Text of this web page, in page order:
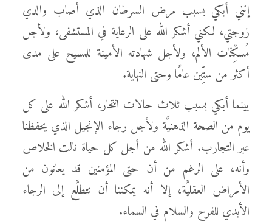
إنني أبكي بسبب مرض السرطان الذي أصاب والدي
زوجتي، لكني أشكر الله على الرعاية في المستشفى، ولأجل
مُسكِّنات الألم، ولأجل شهادته الأمينة للمسيح على مدى
أكثر من ستِّين عامًا وحتى النهاية.
بينما أبكي بسبب ثلاث حالات انتحار، أشكر الله على كل
يوم من الصحة الذهنيَّة ولأجل رجاء الإنجيل الذي يحفظنا
عبر التجارب. أشكر الله من أجل كل حياة نالت الخلاص
وأنه، على الرغم من أن حتى المؤمنين قد يعانون من
الأمراض العقليَّة، إلا أنه يمكننا أن نتطلَّع إلى الرجاء
الأبدي للفرح والسلام في السماء.